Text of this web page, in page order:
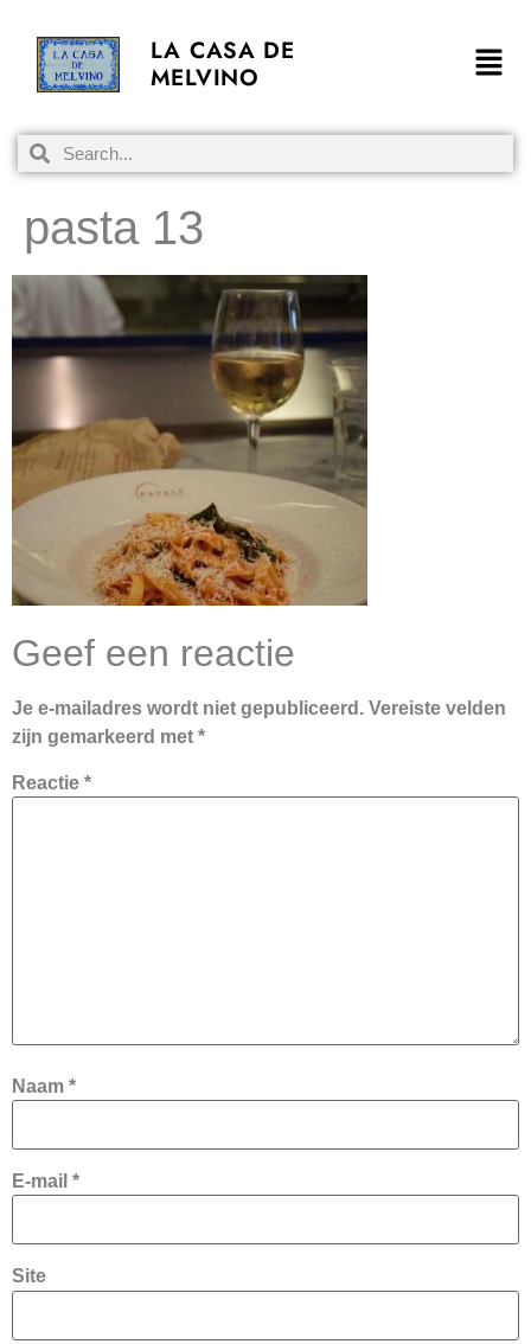
LA CASA DE
MELVINO
pasta 13
Geef een reactie
Je e-mailadres wordt niet gepubliceerd. Vereiste velden
zijn gemarkeerd met *
Reactie *
Naam *
E-mail *
Site